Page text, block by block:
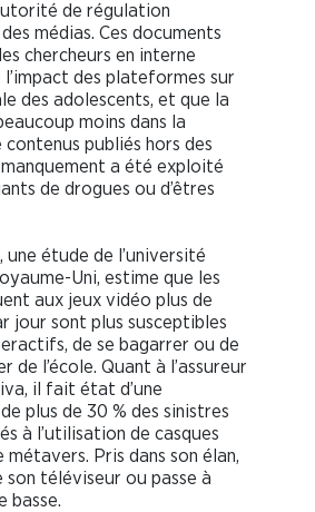
de régulation
médias. Ces documents
chercheurs en interne
l’impact des plateformes sur
des adolescents, et que la
moins dans la
publiés hors des
manquement a été exploité
de drogues ou d’êtres
une étude de l’université
Uni, estime que les
aux jeux vidéo plus de
jour sont plus susceptibles
de se bagarrer ou de
de l’école. Quant à l’assureur
il fait état d’une
plus de 30 % des sinistres
à l’utilisation de casques
Pris dans son élan,
son téléviseur ou passe à
basse.